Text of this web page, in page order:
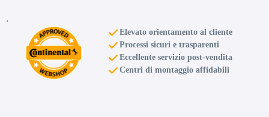
.
Elevato orientamento al cliente
Processi sicuri e trasparenti
Eccellente servizio post-vendita
Centri di montaggio affidabili